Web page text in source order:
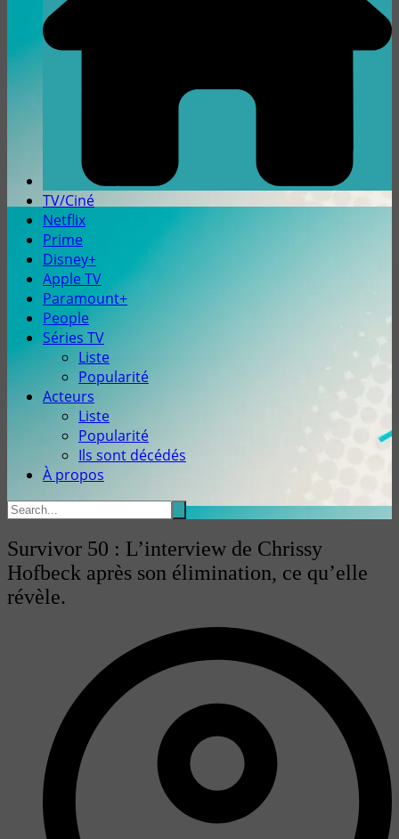
TV/Ciné
Netflix
Prime
Disney+
Apple TV
Paramount+
People
Séries TV
Liste
Popularité
Acteurs
Liste
Popularité
Ils sont décédés
À propos
Survivor 50 : L’interview de Chrissy
Hofbeck après son élimination, ce qu’elle
révèle.